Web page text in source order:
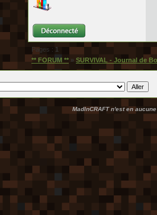
Pages : 1
** FORUM ** » SURVIVAL - Journal de
MadInCRAFT n'est en